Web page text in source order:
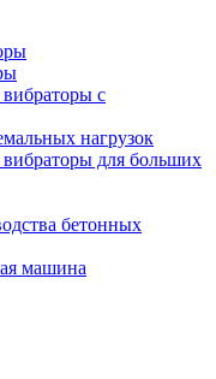
с
нагрузок
для больших
бетонных
машина